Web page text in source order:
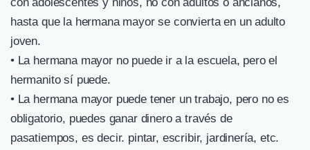
hasta que la hermana mayor se convierta en un adulto
joven.
• La hermana mayor no puede ir a la escuela, pero el
hermanito sí puede.
• La hermana mayor puede tener un trabajo, pero no es
obligatorio, puedes ganar dinero a través de
pasatiempos, es decir. pintar, escribir, jardinería, etc.